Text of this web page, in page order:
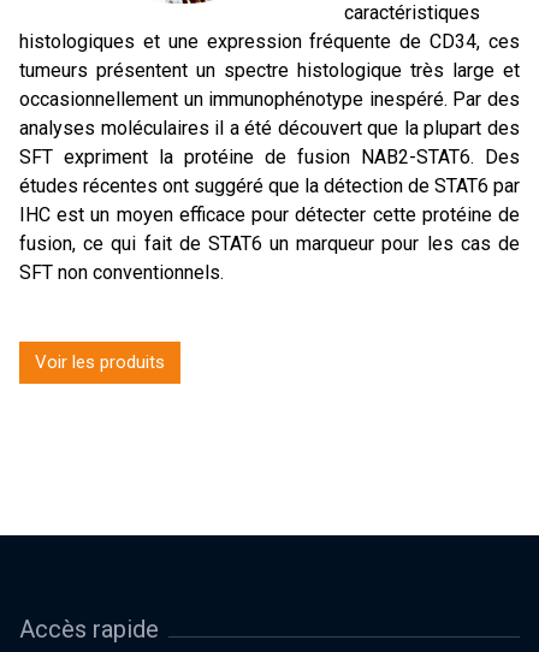
caractéristiques
histologiques et une expression fréquente de CD34, ces
tumeurs présentent un spectre histologique très large et
occasionnellement un immunophénotype inespéré. Par des
analyses moléculaires il a été découvert que la plupart des
SFT expriment la protéine de fusion NAB2-STAT6. Des
études récentes ont suggéré que la détection de STAT6 par
IHC est un moyen efficace pour détecter cette protéine de
fusion, ce qui fait de STAT6 un marqueur pour les cas de
SFT non conventionnels.
Voir les produits
Accès rapide